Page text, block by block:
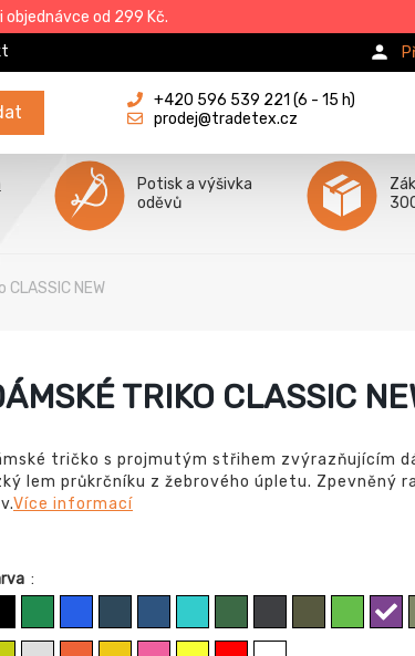
objednávce od 299 Kč.
+420 596 539 221 (6 - 15 h)
prodej@tradetex.cz
Potisk a výšivka
oděvů
NEW
TRIKO CLASSIC
tričko s projmutým střihem zvýrazňujícím
lem průkrčníku z žebrového úpletu. Zpevněný
Více informací
: